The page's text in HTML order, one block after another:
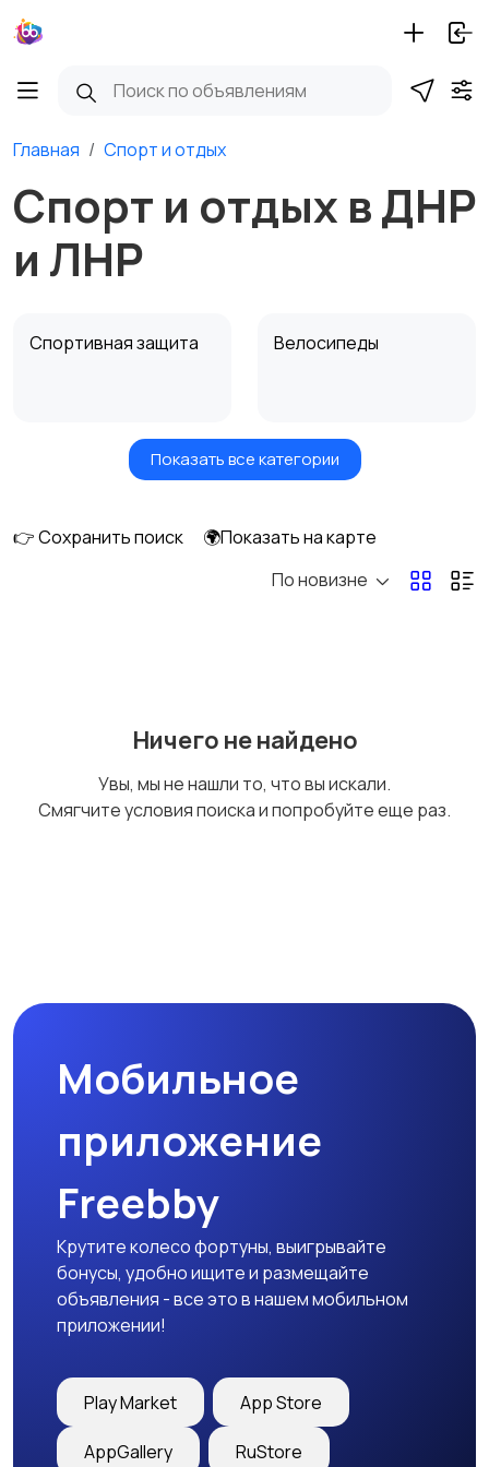
Главная Спорт и отдых
Спорт и отдых в ДНР
и ЛНР
Спортивная защита Велосипеды
Самокаты и
Водные виды спорта
Тренажеры и фитнес Спортивное питание
Другое
Показать все категории
👉 Сохранить поиск
🌍Показать на карте
По новизне
Ничего не найдено
Увы, мы не нашли то, что вы искали.
Смягчите условия поиска и попробуйте еще раз.
Мобильное
приложение
Freebby
Крутите колесо фортуны, выигрывайте
бонусы, удобно ищите и размещайте
объявления - все это в нашем мобильном
приложении!
Play Market App Store
AppGallery RuStore